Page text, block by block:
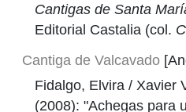
Cantigas de Santa
Editorial Castalia (col.
Cantiga de Valcavado
Fidalgo, Elvira / Xavier
(2008): "Achegas para